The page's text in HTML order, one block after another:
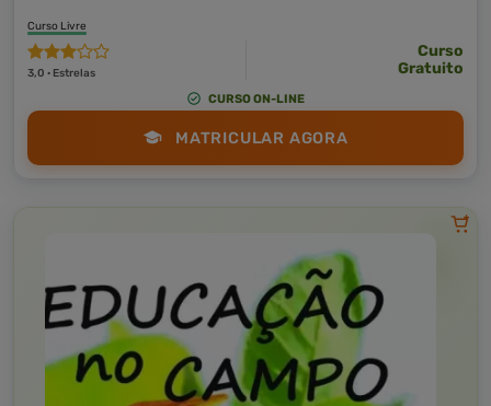
Curso Livre
3,0 · Estrelas
Curso
Gratuito
CURSO ON-LINE
MATRICULAR AGORA